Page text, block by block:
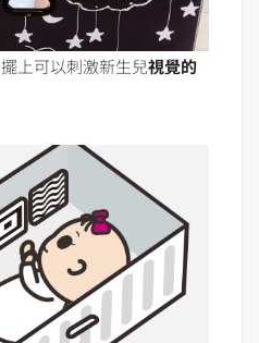
上可以刺激新生兒視覺的